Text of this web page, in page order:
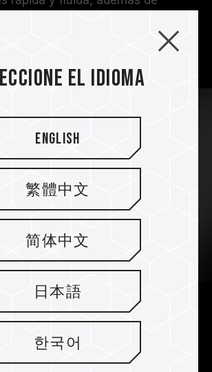
lo que no se desperdicia un
personalizado
seguridad de
el idioma
English
繁體中文
简体中文
日本語
한국어